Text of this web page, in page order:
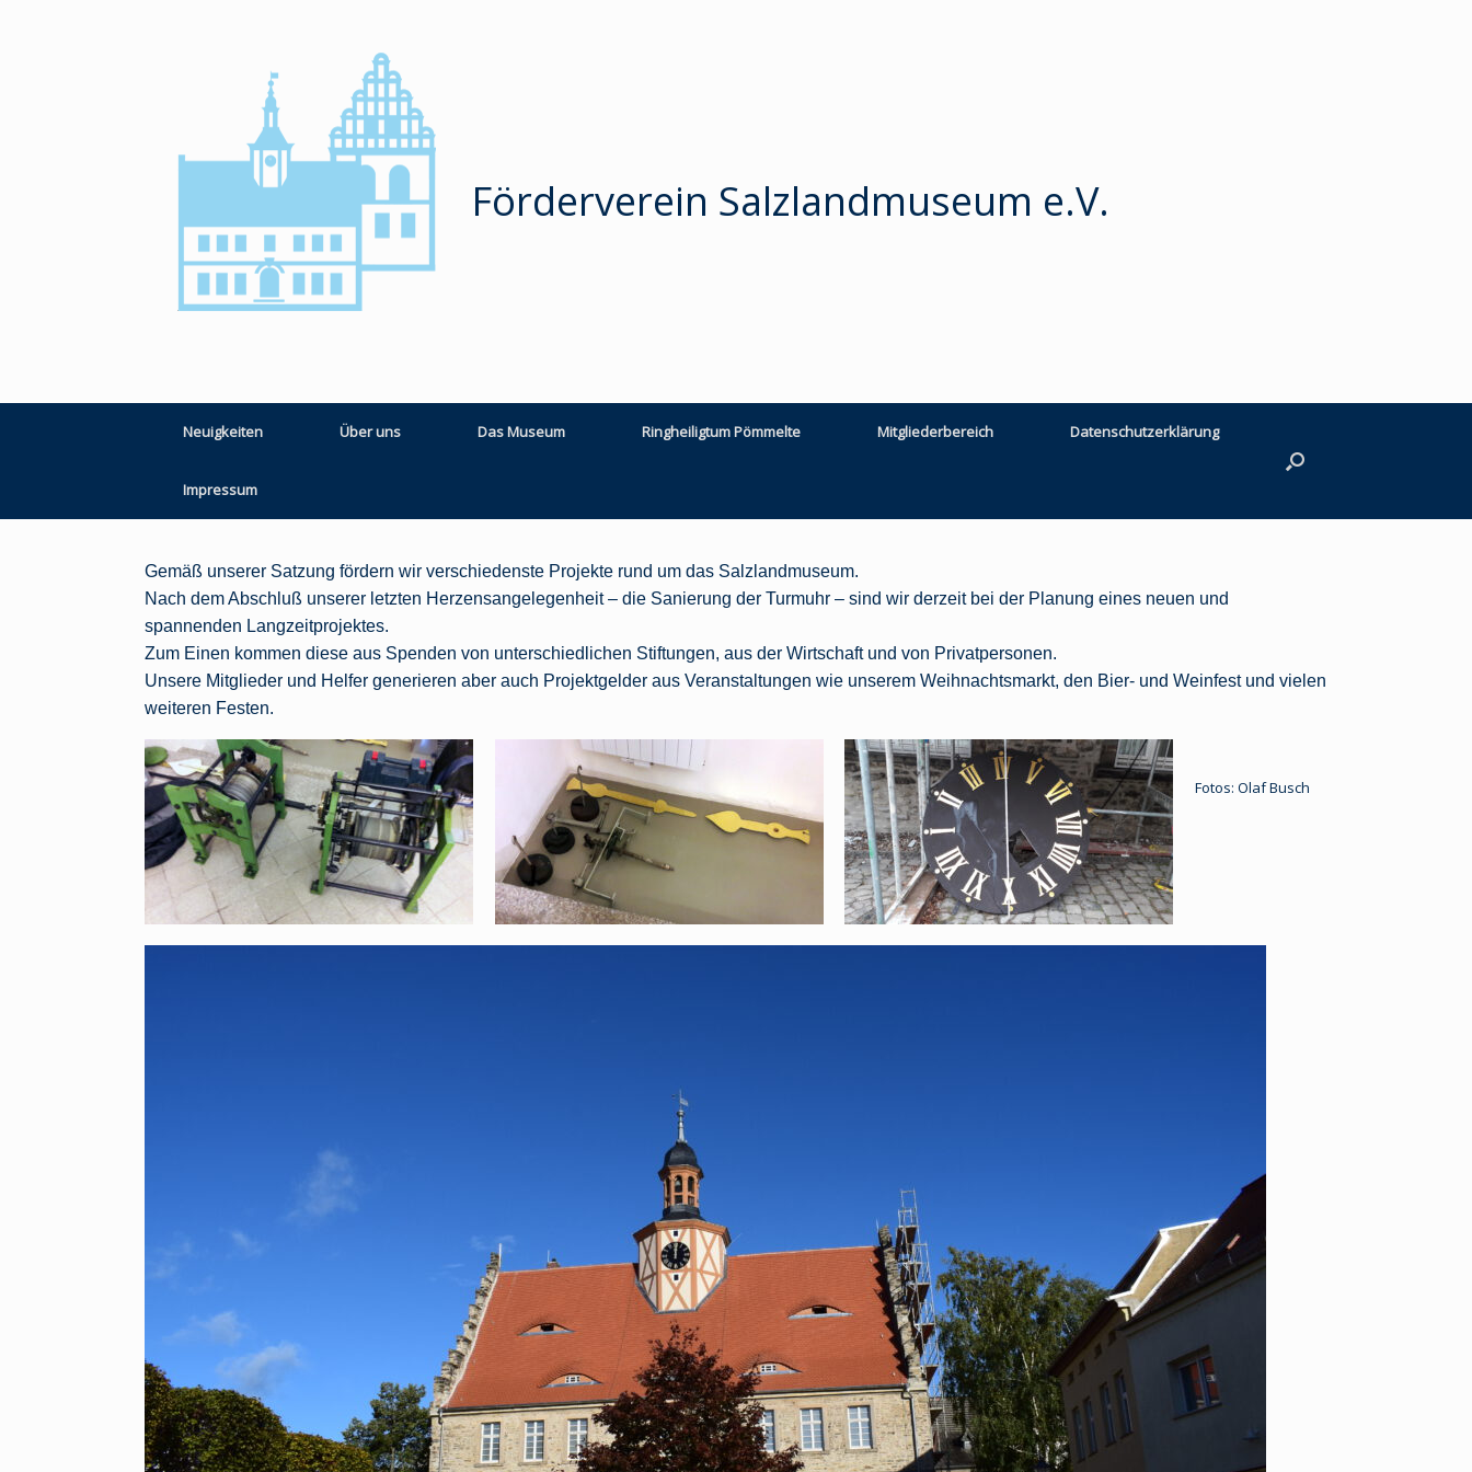
Förderverein Salzlandmuseum e.V.
Neuigkeiten Über uns Das Museum Ringheiligtum Pömmelte Mitgliederbereich Datenschutzerklärung
Impressum
Gemäß unserer Satzung fördern wir verschiedenste Projekte rund um das Salzlandmuseum.
Nach dem Abschluß unserer letzten Herzensangelegenheit – die Sanierung der Turmuhr – sind wir derzeit bei der Planung eines neuen und
spannenden Langzeitprojektes.
Zum Einen kommen diese aus Spenden von unterschiedlichen Stiftungen, aus der Wirtschaft und von Privatpersonen.
Unsere Mitglieder und Helfer generieren aber auch Projektgelder aus Veranstaltungen wie unserem Weihnachtsmarkt, den Bier- und Weinfest und vielen
weiteren Festen.
Fotos: Olaf Busch